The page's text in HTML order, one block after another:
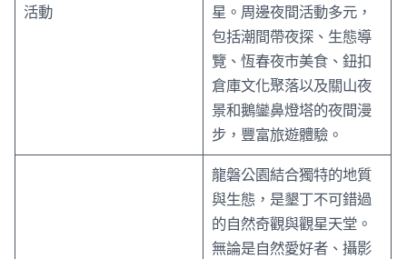
活動
星。周邊夜間活動多元，
包括潮間帶夜探、生態導
覽、恆春夜市美食、鈕扣
倉庫文化聚落以及關山夜
景和鵝鑾鼻燈塔的夜間漫
步，豐富旅遊體驗。
龍磐公園結合獨特的地質
與生態，是墾丁不可錯過
的自然奇觀與觀星天堂。
無論是自然愛好者、攝影